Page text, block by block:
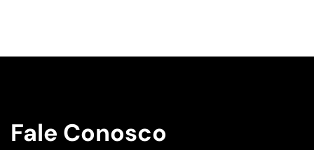
Fale Conosco